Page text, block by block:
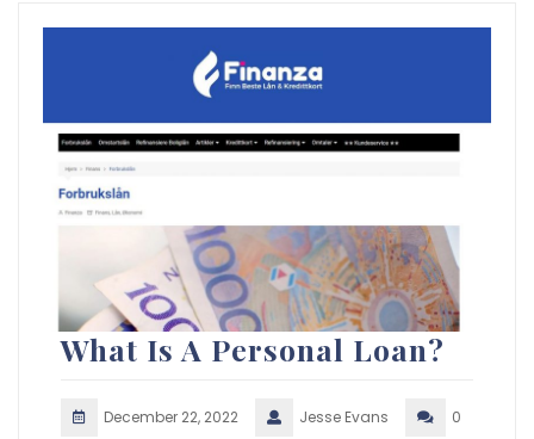
What Is A Personal Loan?
December 22, 2022 Jesse Evans
0